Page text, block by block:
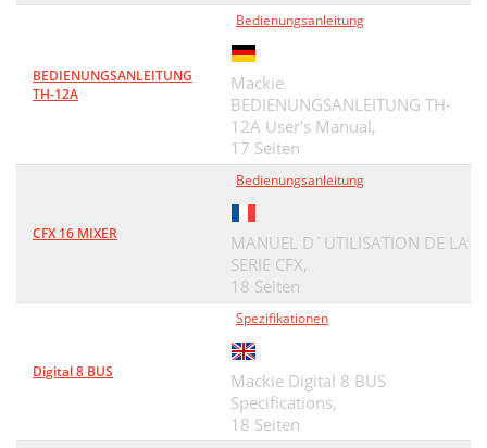
BEDIENUNGSANLEITUNG
TH-12A
Bedienungsanleitung
Mackie
BEDIENUNGSANLEITUNG TH-
12A User's Manual,
17 Seiten
CFX 16 MIXER
Bedienungsanleitung
MANUEL D`UTILISATION DE LA
SERIE CFX,
18 Seiten
Digital 8 BUS
Spezifikationen
Mackie Digital 8 BUS
Specifications,
18 Seiten